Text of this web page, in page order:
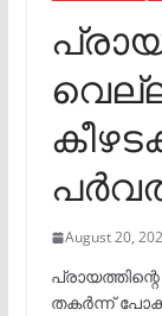
August 20,
തകര്‍ന്ന്